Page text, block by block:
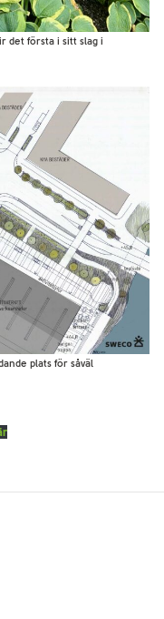
det första i sitt slag i
plats för såväl